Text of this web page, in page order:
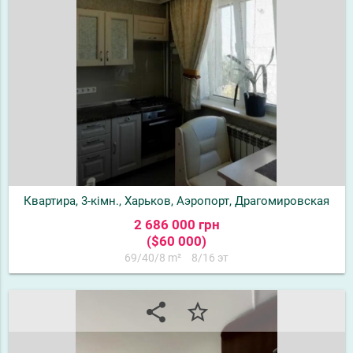
Квартира, 3-кімн., Харьков, Аэропорт, Драгомировская
2 686 000 грн
($60 000)
69/40/8 m² 8/16 эт
share star_border